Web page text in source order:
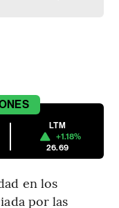
LTM
+1.18%
26.69
en los
por las